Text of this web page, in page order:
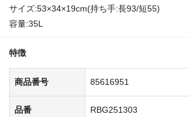
サイズ:53×34×19cm(持ち手:長93/短55)
容量:35L
特徴
商品番号 85616951
品番 RBG251303